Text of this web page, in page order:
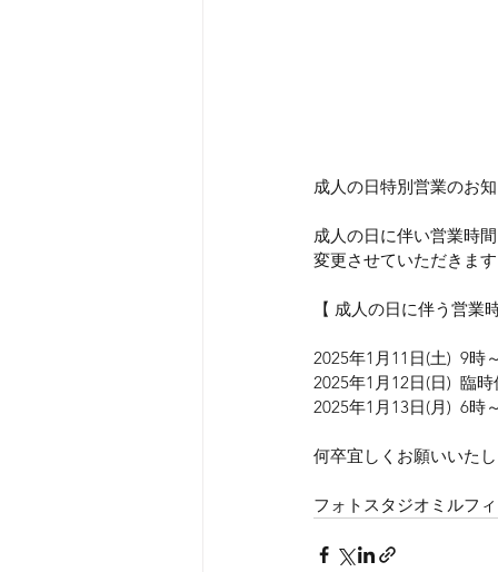
成人の日特別営業のお
成人の日に伴い営業時
変更させていただきます
【 成人の日に伴う営業
2025年1月11日(土)  9時
2025年1月12日(日)  臨
2025年1月13日(月)  6時
何卒宜しくお願いいた
フォトスタジオミルフ